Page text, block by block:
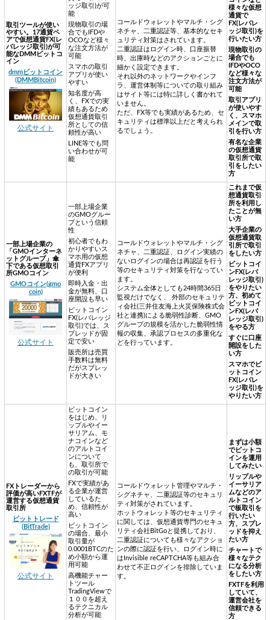
取引ツールが使い
やすい。17通貨ペ
アで仮想通貨FX(レ
バレッジ取引)が可
能なDMMビットコ
イン
dmmビットコイン
(DMMBitcoin)
公式サイト
ッジ取引)が可
能
現物取引の場
合でもIFDや
OCOなど様々
な注文方法が
可能
スマホの取引
アプリが使い
やすい
知名度が高
く、FXでの実
績もあるため
仮想通貨取引
所としての信
頼性が高い
LINE等でも問
い合わせが可
能
コールドウォレットやマルチ・シグ
ネチャ、二重認証等、基本的なセキ
ュリティ対策はされています。
二重認証はログイン時、口座振替
時、出庫時などのアクションごとに
細かく設定できます。
それ以外のネットワークやインフ
ラ、運営体制等についての取り組み
はサイト等には特に詳しく書かれて
いません。
ただ、FX等でも実績があるため、セ
キュリティは標準以上だと考えられ
るでしょう。
様々な仮想
通貨で
FX(レバレ
ッジ取引)を
行いたい方
現物取引の
場合でも
IFDやOCO
など様々な
注文方法が
可能
取引アプリ
が使いやす
く、スマホ
メインで取
引を行い方
有名な企業
の仮想通貨
取引所で取
引をしたい
方
一部上場企業の
「GMOインターネ
ットグループ」傘
下である仮想取引
所GMOコイン
GMOコイン(gmo
coin)
公式サイト
一部上場企業
のGMOグルー
プという信頼
性
初心者でもわ
かりやすいス
マホ用の仮想
通貨FXアプリ
が便利
即時入金・出
金が無料、口
座開設も早い
ビットコイン
FX(レバレッジ
取引)では、ス
プレッドが固
定で安い
販売所は売買
手数料は無料
だがスプレッ
ドが大きい
コールドウォレットやマルチ・シグ
ネチャ、二重認証、ログイン実績の
ないログインの場合は再認証を行う
等のセキュリティ対策を行なってい
ます。
システム全体としても24時間365日
監視だけでなく、 外部のセキュリテ
ィ会社(三井住友海上火災保険株式会
社と連携)による脆弱性診断、GMO
グループの規模を活かした脆弱性情
報の収集、承認プロセスの多重化な
どを行っています。
これまで仮
想通貨取引
所を利用し
たことが無
い方
大手企業の
仮想通貨取
引所で取引
をしたい方
ビットコイ
ンFX(レバ
レッジ取引)
をやりたい
方、初めて
ビットコイ
ンFX(レバ
レッジ取引)
をやる方
すぐに口座
開設をした
い方
スマホでビ
ットコイン
FX(レバレ
ッジ取引)を
やりたい方
FXトレーダーから
評価が高いFXTFが
運営する仮想通貨
取引所
ビットトレード
(BitTrade)
公式サイト
ビットコイン
をはじめ、リ
ップルやイー
サリアム、モ
ナコインなど
のアルトコイ
ンについて
も、取引所で
の取引が可能
FXで実績があ
る企業が運営
しているた
め、信頼性が
高い
ビットコイン
の場合、最小
取引量が
0.0001BTCのた
め小額から運
用可能
高機能チャー
トツール
TradingViewで
１００を超え
るテクニカル
分析が可能
コールドウォレット管理やマルチ・
シグネチャ、二重認証等のセキュリ
ティ対策がされています。
ホットウォレット等のセキュリティ
に関しては、仮想通貨専門のセキュ
リティ会社BitGoと提携しており、
二重認証についても様々なアクショ
ンの際に認証を行い、ログイン時に
はInvisible reCAPTCHA等も組み合
わせて不正ログインを排除していま
す。
まずは小額
でビットコ
インを運用
してみたい
リップルや
イーサリア
ムなどのア
ルトコイン
で板取引を
行いたい
方、スプレ
ッドを抑え
たい方
チャートで
様々なテク
になる分析
をしたい方
FXTFを利用
していて、
運営会社を
信頼できる
方